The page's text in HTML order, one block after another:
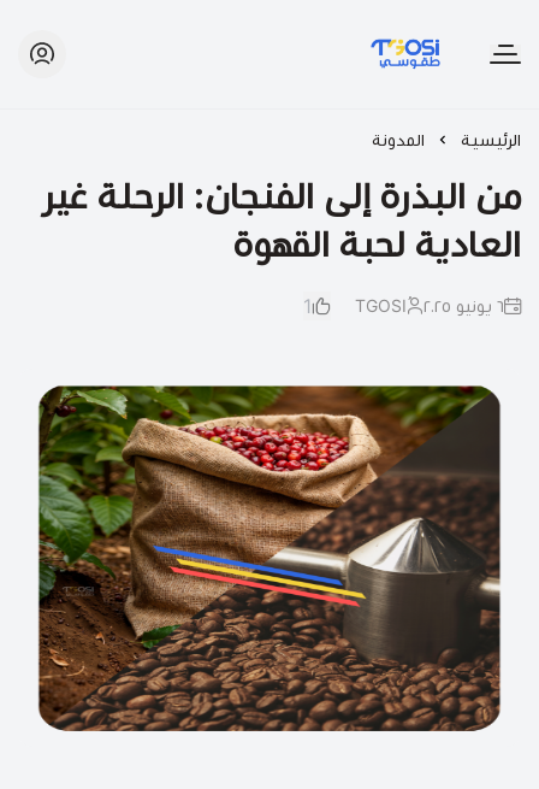
طقوسي | TGOSI
الرئيسية المدونة
من البذرة إلى الفنجان: الرحلة غير
العادية لحبة القهوة
٦ يونيو ٢٠٢٥ 1